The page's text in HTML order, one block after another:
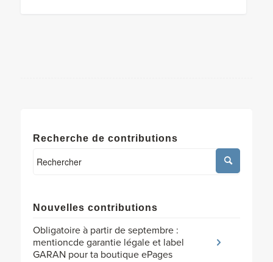
Recherche de contributions
Nouvelles contributions
Obligatoire à partir de septembre :
mentioncde garantie légale et label
GARAN pour ta boutique ePages